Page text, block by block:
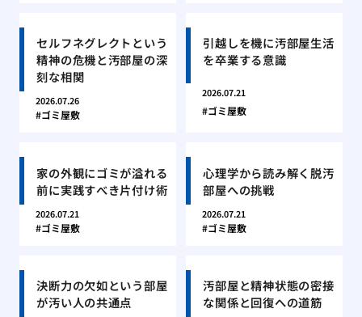
セルフネグレクトという
精神の危機と汚部屋の深
刻な相関
2026.07.26
ゴミ屋敷
引越しを機に汚部屋生活
を卒業する意識
2026.07.21
ゴミ屋敷
家の外観にゴミが溢れる
前に実践すべき片付け術
2026.07.21
ゴミ屋敷
心理学から読み解く脱汚
部屋への挑戦
2026.07.21
ゴミ屋敷
決断力の欠如という部屋
が汚い人の共通点
汚部屋と精神状態の密接
な関係と回復への道筋